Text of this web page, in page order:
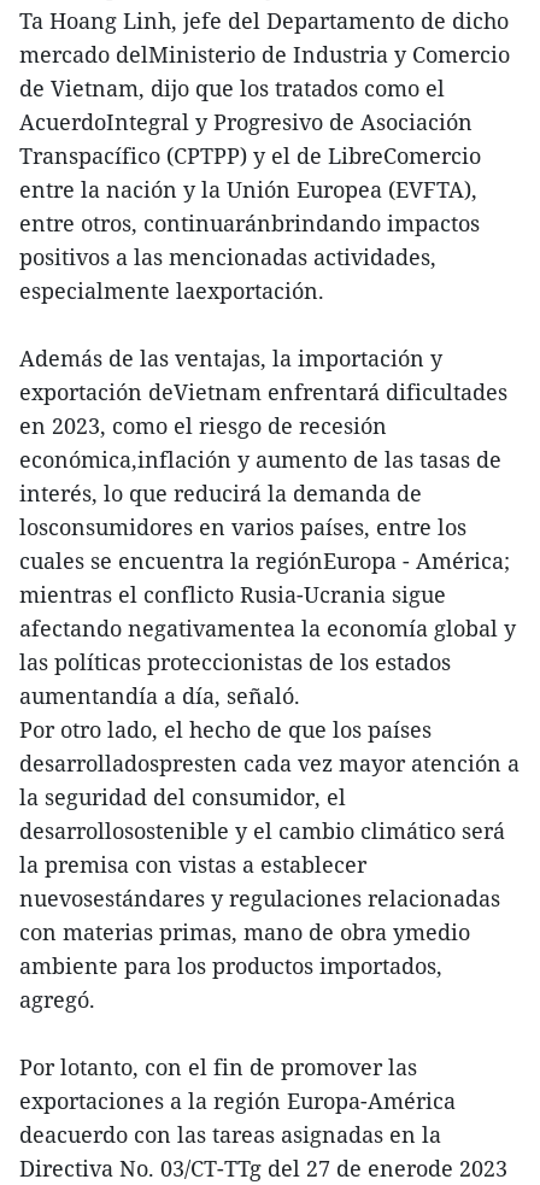
Ta Hoang Linh, jefe del Departamento de dicho
mercado delMinisterio de Industria y Comercio
de Vietnam, dijo que los tratados como el
AcuerdoIntegral y Progresivo de Asociación
Transpacífico (CPTPP) y el de LibreComercio
entre la nación y la Unión Europea (EVFTA),
entre otros, continuaránbrindando impactos
positivos a las mencionadas actividades,
especialmente laexportación.
Además de las ventajas, la importación y
exportación deVietnam enfrentará dificultades
en 2023, como el riesgo de recesión
económica,inflación y aumento de las tasas de
interés, lo que reducirá la demanda de
losconsumidores en varios países, entre los
cuales se encuentra la regiónEuropa - América;
mientras el conflicto Rusia-Ucrania sigue
afectando negativamentea la economía global y
las políticas proteccionistas de los estados
aumentandía a día, señaló.
Por otro lado, el hecho de que los países
desarrolladospresten cada vez mayor atención a
la seguridad del consumidor, el
desarrollosostenible y el cambio climático será
la premisa con vistas a establecer
nuevosestándares y regulaciones relacionadas
con materias primas, mano de obra ymedio
ambiente para los productos importados,
agregó.
Por lotanto, con el fin de promover las
exportaciones a la región Europa-América
deacuerdo con las tareas asignadas en la
Directiva No. 03/CT-TTg del 27 de enerode 2023